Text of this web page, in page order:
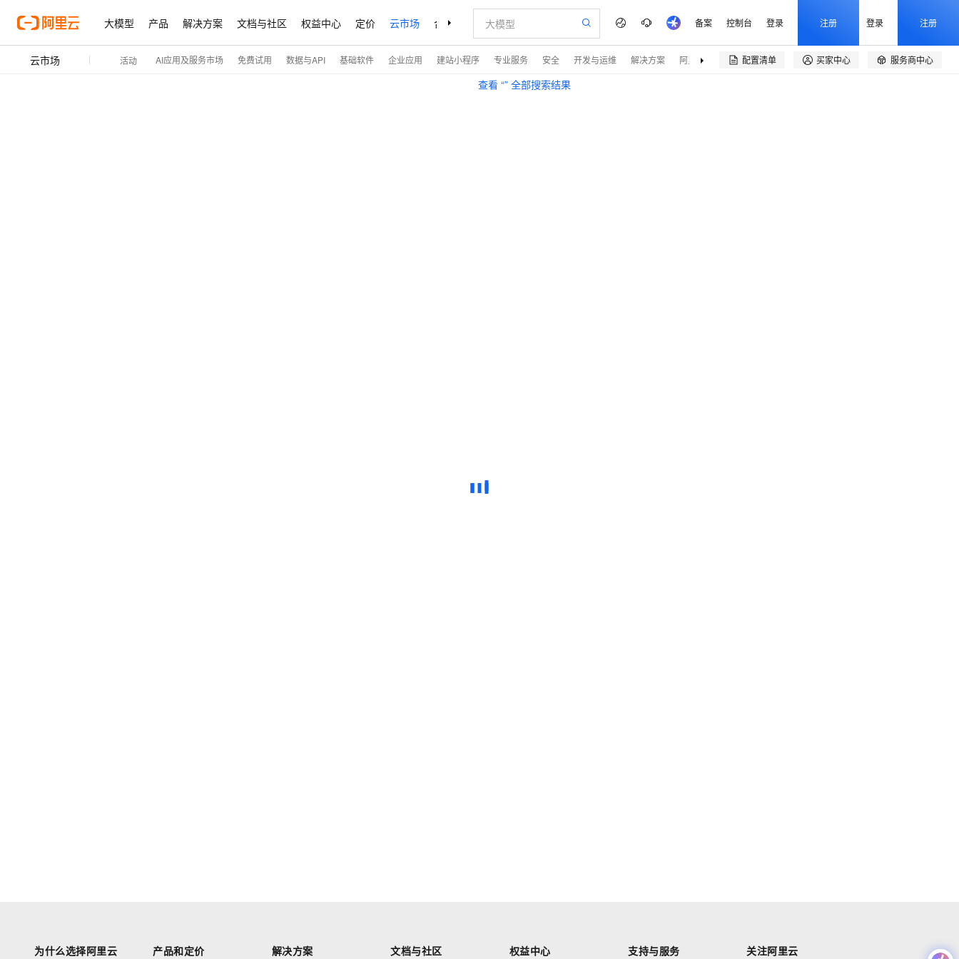
大模型 产品 解决方案 文档与社区 权益中心 定价 云市场 合作伙伴 支持与服务 了解阿里云
查看 “” 全部搜索结果
备案 控制台 登录 注册 登录 注册
云市场 活动 AI应用及服务市场 免费试用 数据与API 基础软件 企业应用 建站小程序 专业服务 安全 开发与运维 解决方案 阿里云精选 伙伴招募
配置清单  买家中心  服务商中心
为什么选择阿里云 产品和定价 解决方案 文档与社区 权益中心 支持与服务 关注阿里云